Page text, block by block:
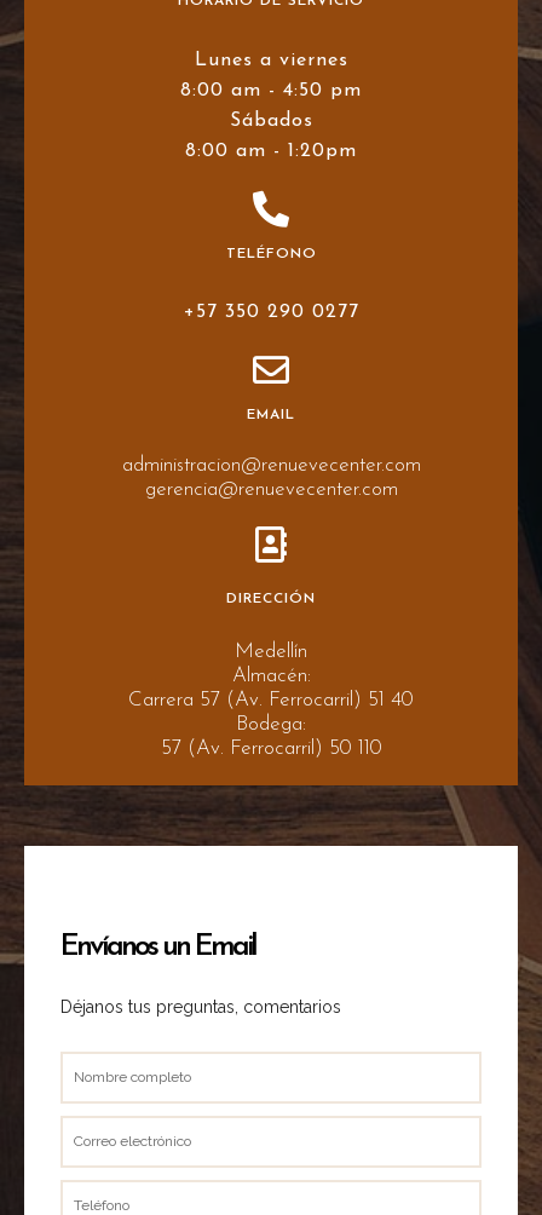
Lunes a viernes
8:00 am - 4:50 pm
Sábados
8:00 am - 1:20pm
TELÉFONO
+57 350 290 0277
EMAIL
administracion@renuevecenter.com
gerencia@renuevecenter.com
DIRECCIÓN
Medellín
Almacén:
Carrera 57 (Av. Ferrocarril) 51 40
Bodega:
57 (Av. Ferrocarril) 50 110
Envíanos un Email
Déjanos tus preguntas, comentarios